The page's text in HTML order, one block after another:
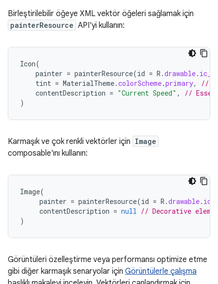
Birleştirilebilir öğeye XML vektör öğeleri sağlamak için
painterResource API'yi kullanın:
Icon(
painter = painterResource(id = R .drawable.
tint = MaterialTheme.colorScheme.primary,
//
contentDescription = "Current Speed" ,
//
)
Karmaşık ve çok renkli vektörler için Image
composable'ını kullanın:
Image(
painter = painterResource(id = R .drawable.
contentDescription = null // Decorative
)
Görüntüleri özelleştirme veya performansı optimize etme
gibi diğer karmaşık senaryolar için Görüntülerle çalışma